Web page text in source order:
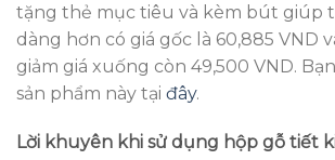
tặng thẻ mục tiêu và kèm bút giúp
dàng hơn có giá gốc là 60,885 VND
giảm giá xuống còn 49,500 VND.
sản phẩm này tại đây.
Lời khuyên khi sử dụng hộp gỗ tiết